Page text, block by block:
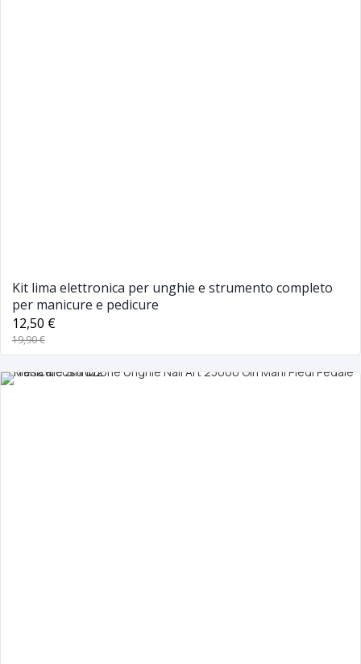
Kit lima elettronica per unghie e strumento completo
per manicure e pedicure
12,50 €
19,90 €